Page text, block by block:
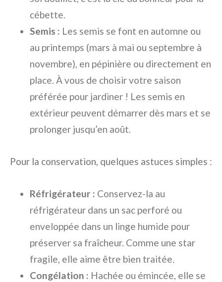
cébette.
Semis : Les semis se font en automne ou
au printemps (mars à mai ou septembre à
novembre), en pépinière ou directement en
place. À vous de choisir votre saison
préférée pour jardiner ! Les semis en
extérieur peuvent démarrer dès mars et se
prolonger jusqu’en août.
Pour la conservation, quelques astuces simples :
Réfrigérateur : Conservez-la au
réfrigérateur dans un sac perforé ou
enveloppée dans un linge humide pour
préserver sa fraîcheur. Comme une star
fragile, elle aime être bien traitée.
Congélation : Hachée ou émincée, elle se